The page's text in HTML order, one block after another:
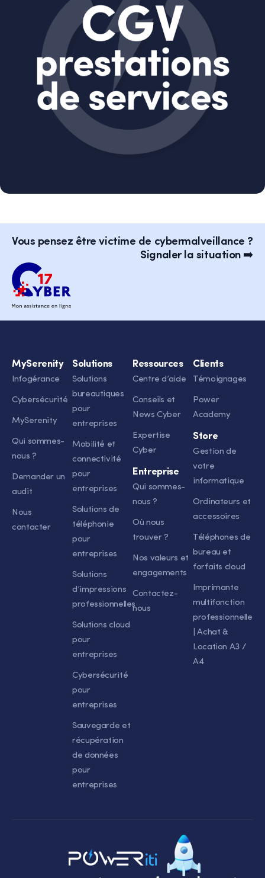
Vous pensez être victime de cybermalveillance ?
Signaler la situation ➡️
MySerenity
Infogérance
Cybersécurité
MySerenity
Qui sommes-
nous ?
Demander un
audit
Nous
contacter
Solutions
Solutions
bureautiques
pour
entreprises
Mobilité et
connectivité
pour
entreprises
Solutions de
téléphonie
pour
entreprises
Solutions
d’impressions
professionnelles
Solutions cloud
pour
entreprises
Cybersécurité
pour
entreprises
Sauvegarde et
récupération
de données
pour
entreprises
Ressources
Centre d’aide
Conseils et
News Cyber
Expertise
Cyber
Entreprise
Qui sommes-
nous ?
Où nous
trouver ?
Nos valeurs et
engagements
Contactez-
nous
Clients
Témoignages
Power
Academy
Store
Gestion de
votre
informatique
Ordinateurs et
accessoires
Téléphones de
bureau et
forfaits cloud
Imprimante
multifonction
professionnelle
| Achat &
Location A3 /
A4